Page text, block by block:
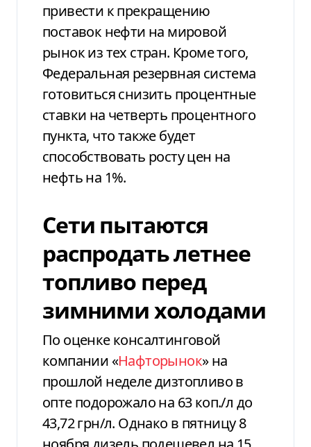
привести к прекращению
поставок нефти на мировой
рынок из тех стран. Кроме того,
Федеральная резервная система
готовиться снизить процентные
ставки на четверть процентного
пункта, что также будет
способствовать росту цен на
нефть на 1%.
Сети пытаются
распродать летнее
топливо перед
зимними холодами
По оценке консалтинговой
компании «Нафторынок» на
прошлой неделе дизтопливо в
опте подорожало на 63 коп./л до
43,72 грн/л. Однако в пятницу 8